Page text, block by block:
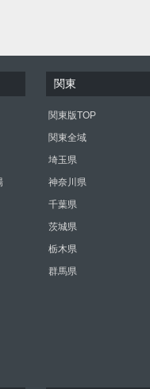
関東
関東版TOP
関東全域
埼玉県
神奈川県
千葉県
茨城県
栃木県
群馬県